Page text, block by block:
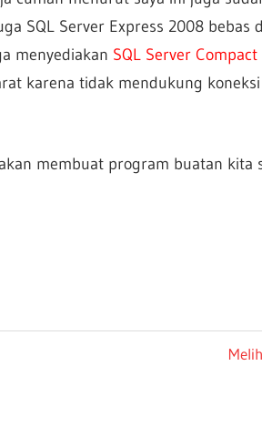
SQL Server Express 2008 bebas
menyediakan SQL Server
karena tidak mendukung
membuat program buatan kita
Next